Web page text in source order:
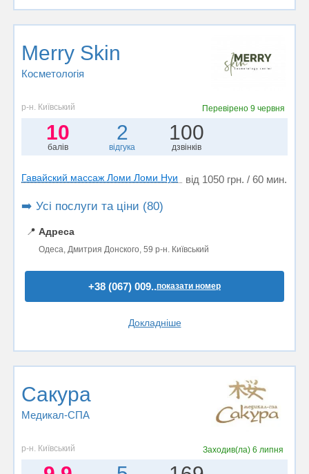
Merry Skin
Косметологія
р-н. Київський Перевірено 9 червня
10
балів
2
відгука
100
дзвінків
Гавайский массаж Ломи Ломи Нуи від 1050 грн. / 60 мин.
➡️ Усі послуги та ціни (80)
📍 Адреса
Одеса, Дмитрия Донского, 59 р-н. Київський
+38 (067) 009..показати номер
Докладніше
Сакура
Медикал-СПА
р-н. Київський Заходив(ла)6 липня